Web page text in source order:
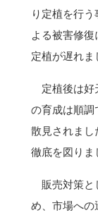
り定植を行
よる被害修
定植が遅れま
定植後は好
の育成は順調
散見されまし
徹底を図りま
販売対策と
め、市場への